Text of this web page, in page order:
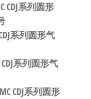
CDJ系列圆形
系列圆形气
系列圆形气
CDJ系列圆形